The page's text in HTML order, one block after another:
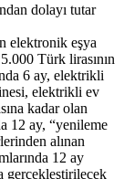
dolayı tutar
elektronik eşya
Türk lirasının
6 ay, elektrikli
elektrikli ev
kadar olan
12 ay, “yenileme
alınan
12 ay
gerçekleştirilecek